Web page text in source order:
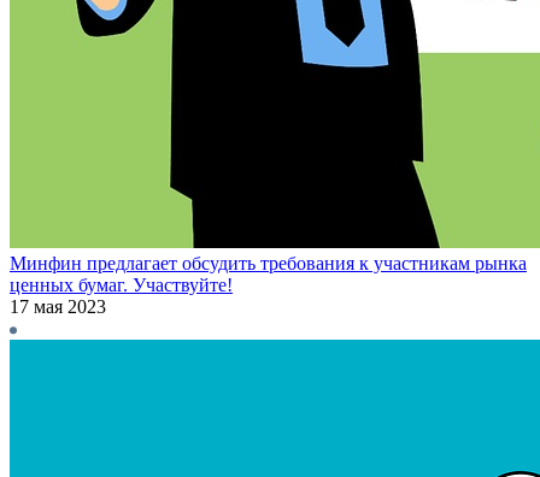
Минфин предлагает обсудить требования к участникам рынка
ценных бумаг. Участвуйте!
17 мая 2023